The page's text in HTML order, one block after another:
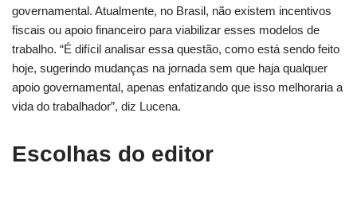
governamental. Atualmente, no Brasil, não existem incentivos
fiscais ou apoio financeiro para viabilizar esses modelos de
trabalho. “É difícil analisar essa questão, como está sendo feito
hoje, sugerindo mudanças na jornada sem que haja qualquer
apoio governamental, apenas enfatizando que isso melhoraria a
vida do trabalhador”, diz Lucena.
Escolhas do editor